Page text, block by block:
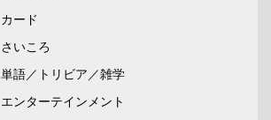
カード
さいころ
単語／トリビア／雑学
エンターテインメント